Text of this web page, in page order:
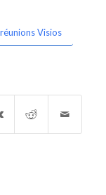
Visios